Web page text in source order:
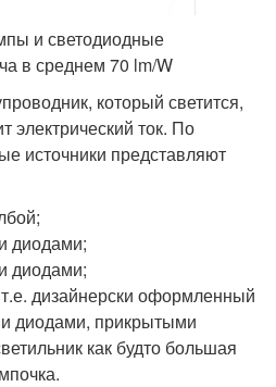
и светодиодные
в среднем 70 lm/W
который светится,
электрический ток. По
источники представляют
диодами;
диодами;
дизайнерски оформленный
диодами, прикрытыми
как будто большая